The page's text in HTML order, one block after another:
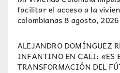
facilitar el acceso a la
colombianas 8 agosto, 2026
ALEJANDRO DOMÍNGUEZ
INFANTINO EN CALI: «ES
TRANSFORMACIÓN DEL